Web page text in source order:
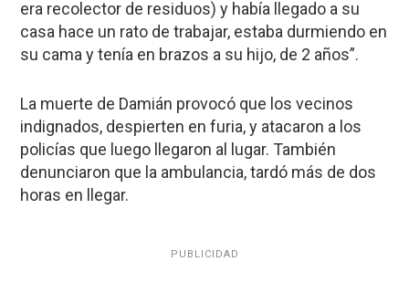
era recolector de residuos) y había llegado a su
casa hace un rato de trabajar, estaba durmiendo en
su cama y tenía en brazos a su hijo, de 2 años”.
La muerte de Damián provocó que los vecinos
indignados, despierten en furia, y atacaron a los
policías que luego llegaron al lugar. También
denunciaron que la ambulancia, tardó más de dos
horas en llegar.
PUBLICIDAD